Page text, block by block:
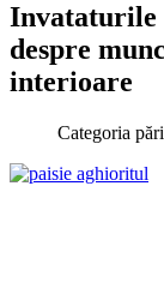
Invataturile
despre
interioare
Categoria